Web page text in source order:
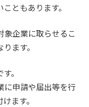
ともあります。
象企業に取らせるこ
ます。
。
に申請や届出等を行
ます。